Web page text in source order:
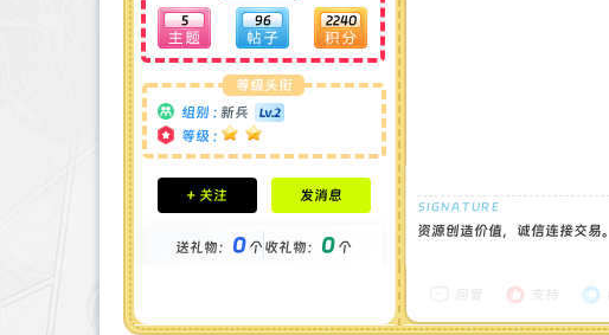
5 96 2240
等级头衔
组别 : 新兵
等级 :
积分成就
钻石 : 0 颗
金币 : 0 枚
+ 关注 发消息
送礼物： 0个收礼物： 0个
资源创造价值，诚信连接交易。